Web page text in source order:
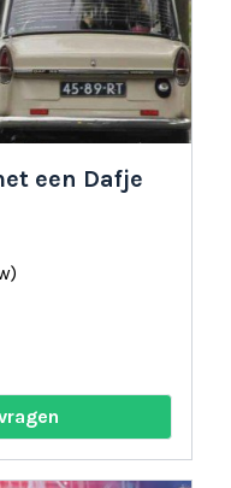
een Dafje